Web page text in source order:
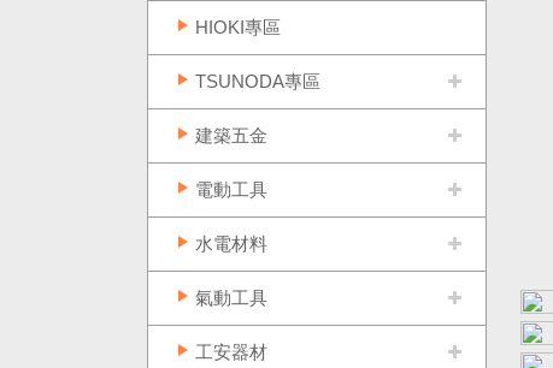
HIOKI專區
TSUNODA專區
建築五金
電動工具
水電材料
氣動工具
工安器材